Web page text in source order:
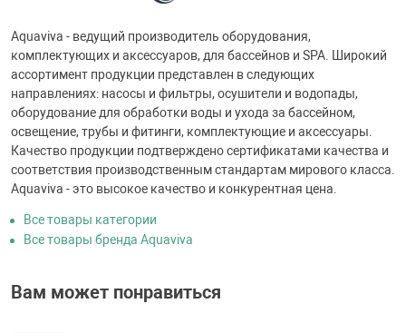
Aquaviva - ведущий производитель оборудования,
комплектующих и аксессуаров, для бассейнов и SPA. Широкий
ассортимент продукции представлен в следующих
направлениях: насосы и фильтры, осушители и водопады,
оборудование для обработки воды и ухода за бассейном,
освещение, трубы и фитинги, комплектующие и аксессуары.
Качество продукции подтверждено сертификатами качества и
соответствия производственным стандартам мирового класса.
Aquaviva - это высокое качество и конкурентная цена.
Все товары категории
Все товары бренда Aquaviva
Вам может понравиться